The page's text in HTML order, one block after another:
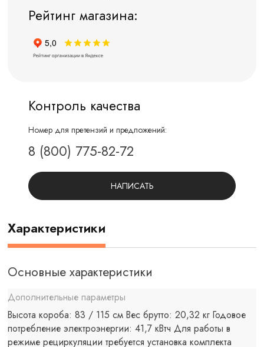
Рейтинг магазина:
Контроль качества
Номер для претензий и предложений:
8 (800) 775-82-72
НАПИСАТЬ
Характеристики
Основные характеристики
Дополнительные параметры
Высота короба: 83 / 115 см Вес брутто: 20,32 кг Годовое
потребление электроэнергии: 41,7 кВтч Для работы в
режиме рециркуляции требуется установка комплекта